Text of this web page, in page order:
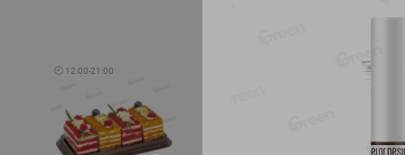
🕘 12:00-21:00